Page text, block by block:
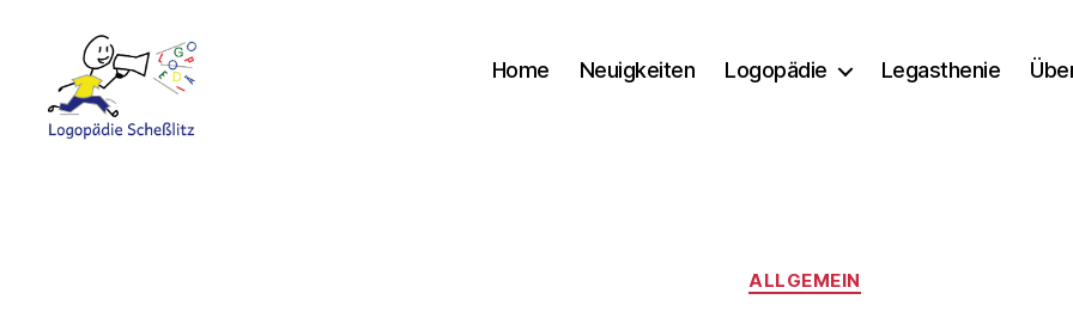
Home Neuigkeiten Logopädie Legasthenie
Kategorien
ALLGEMEIN